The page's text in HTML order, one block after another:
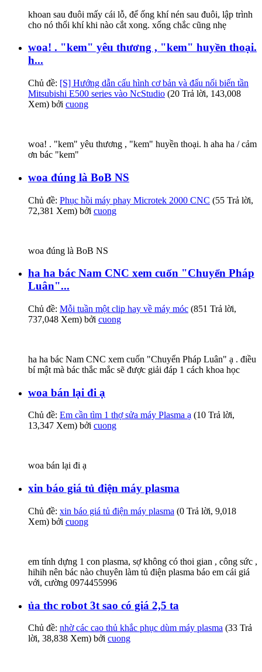
khoan sau đuôi mấy cái lỗ, để ống khí nén sau đuôi, lập trình
cho nó thổi khí khi nào cắt xong. xống chắc cũng nhẹ
woa! . "kem" yêu thương , "kem" huyền thoại.
h...
Chủ đề: [S] Hướng dẫn cấu hình cơ bản và đấu nối biến tần
Mitsubishi E500 series vào NcStudio (20 Trả lời, 143,008
Xem) bởi cuong
woa! . "kem" yêu thương , "kem" huyền thoại. h aha ha / cảm
ơn bác "kem"
woa đúng là BoB NS
Chủ đề: Phục hồi máy phay Microtek 2000 CNC (55 Trả lời,
72,381 Xem) bởi cuong
woa đúng là BoB NS
ha ha bác Nam CNC xem cuốn "Chuyển Pháp
Luân"...
Chủ đề: Mỗi tuần một clip hay về máy móc (851 Trả lời,
737,048 Xem) bởi cuong
ha ha bác Nam CNC xem cuốn "Chuyển Pháp Luân" ạ . điều
bí mật mà bác thắc mắc sẽ được giải đáp 1 cách khoa học
woa bán lại đi ạ
Chủ đề: Em cần tìm 1 thợ sửa máy Plasma ạ (10 Trả lời,
13,347 Xem) bởi cuong
woa bán lại đi ạ
xin báo giá tủ điện máy plasma
Chủ đề: xin báo giá tủ điện máy plasma (0 Trả lời, 9,018
Xem) bởi cuong
em tính dựng 1 con plasma, sợ không có thoi gian , công sức ,
hihih nên bác nào chuyên làm tủ điện plasma báo em cái giá
với, cường 0974455996
ủa thc robot 3t sao có giá 2,5 ta
Chủ đề: nhờ các cao thủ khắc phục dùm máy plasma (33 Trả
lời, 38,838 Xem) bởi cuong